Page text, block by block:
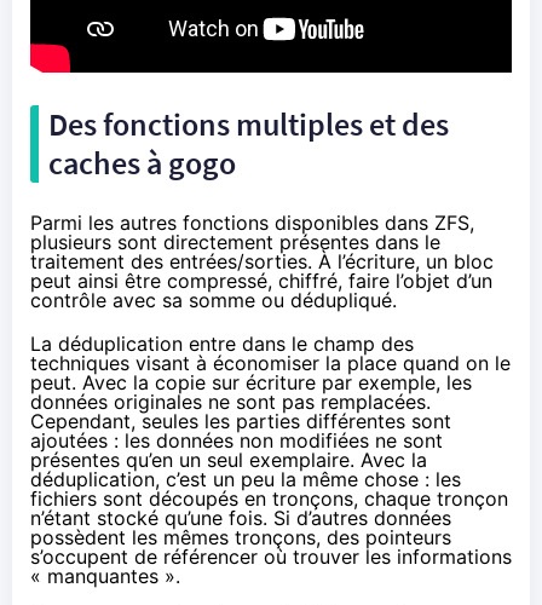
Des fonctions multiples et des
caches à gogo
Parmi les autres fonctions disponibles dans ZFS,
plusieurs sont directement présentes dans le
traitement des entrées/sorties. À l’écriture, un bloc
peut ainsi être compressé, chiffré, faire l’objet d’un
contrôle avec sa somme ou dédupliqué.
La déduplication entre dans le champ des
techniques visant à économiser la place quand on le
peut. Avec la copie sur écriture par exemple, les
données originales ne sont pas remplacées.
Cependant, seules les parties différentes sont
ajoutées : les données non modifiées ne sont
présentes qu’en un seul exemplaire. Avec la
déduplication, c’est un peu la même chose : les
fichiers sont découpés en tronçons, chaque tronçon
n’étant stocké qu’une fois. Si d’autres données
possèdent les mêmes tronçons, des pointeurs
s’occupent de référencer où trouver les informations
« manquantes ».